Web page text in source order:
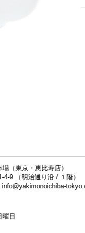
（東京・恵比寿店）
9 （明治通り沿 / １階）
info@yakimonoichiba-
日